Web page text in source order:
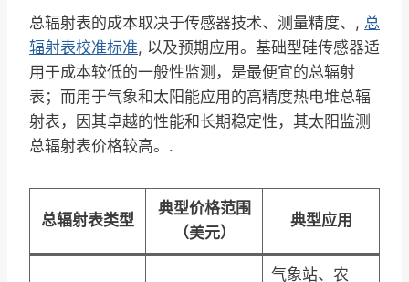
总辐射表的成本取决于传感器技术、测量精度、, 总
辐射表校准标准, 以及预期应用。基础型硅传感器适
用于成本较低的一般性监测，是最便宜的总辐射
表；而用于气象和太阳能应用的高精度热电堆总辐
射表，因其卓越的性能和长期稳定性，其太阳监测
总辐射表价格较高。.
总辐射表类型
典型价格范围
（美元）
典型应用
气象站、农